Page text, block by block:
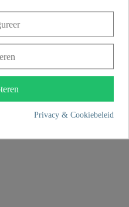
Privacy & Cookiebeleid